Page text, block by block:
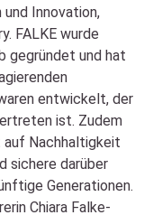
Innovation,
FALKE wurde
gegründet und hat
entwickelt, der
ist. Zudem
Nachhaltigkeit
sichere darüber
Generationen.
Chiara Falke-